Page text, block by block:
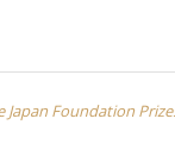
Foundation